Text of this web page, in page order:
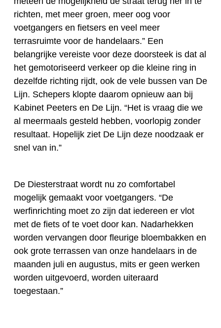
richten, met meer groen, meer oog voor
voetgangers en fietsers en veel meer
terrasruimte voor de handelaars.” Een
belangrijke vereiste voor deze doorsteek is dat al
het gemotoriseerd verkeer op die kleine ring in
dezelfde richting rijdt, ook de vele bussen van De
Lijn. Schepers klopte daarom opnieuw aan bij
Kabinet Peeters en De Lijn. “Het is vraag die we
al meermaals gesteld hebben, voorlopig zonder
resultaat. Hopelijk ziet De Lijn deze noodzaak er
snel van in.”
De Diesterstraat wordt nu zo comfortabel
mogelijk gemaakt voor voetgangers. “De
werfinrichting moet zo zijn dat iedereen er vlot
met de fiets of te voet door kan. Nadarhekken
worden vervangen door fleurige bloembakken en
ook grote terrassen van onze handelaars in de
maanden juli en augustus, mits er geen werken
worden uitgevoerd, worden uiteraard
toegestaan.”